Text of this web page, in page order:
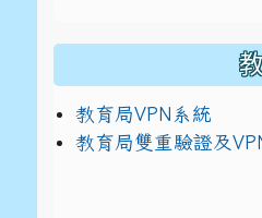
教育局VPN系統
教育局雙重驗證及